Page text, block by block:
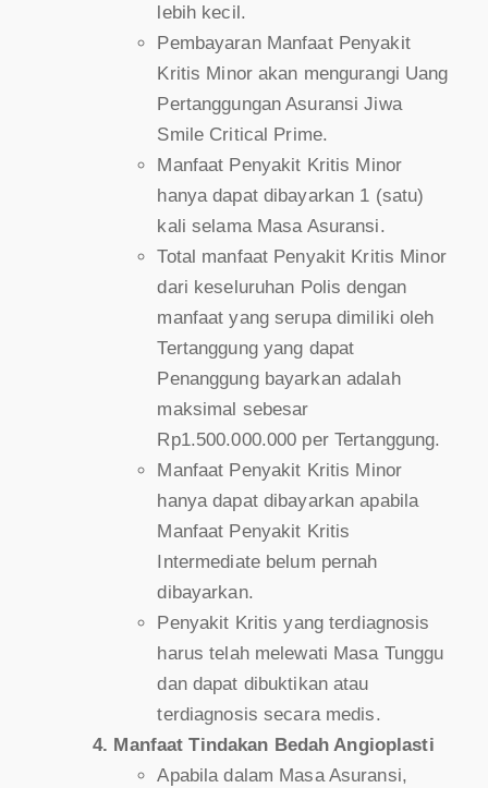
lebih kecil.
Pembayaran Manfaat Penyakit
Kritis Minor akan mengurangi Uang
Pertanggungan Asuransi Jiwa
Smile Critical Prime.
Manfaat Penyakit Kritis Minor
hanya dapat dibayarkan 1 (satu)
kali selama Masa Asuransi.
Total manfaat Penyakit Kritis Minor
dari keseluruhan Polis dengan
manfaat yang serupa dimiliki oleh
Tertanggung yang dapat
Penanggung bayarkan adalah
maksimal sebesar
Rp1.500.000.000 per Tertanggung.
Manfaat Penyakit Kritis Minor
hanya dapat dibayarkan apabila
Manfaat Penyakit Kritis
Intermediate belum pernah
dibayarkan.
Penyakit Kritis yang terdiagnosis
harus telah melewati Masa Tunggu
dan dapat dibuktikan atau
terdiagnosis secara medis.
Manfaat Tindakan Bedah Angioplasti
Apabila dalam Masa Asuransi,